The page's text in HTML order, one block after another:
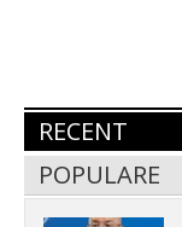
RECENT
POPULARE